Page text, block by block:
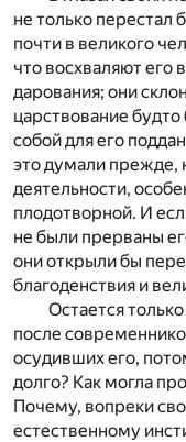
не только
почти в великого
что восхваляют его
дарования; они
царствование
собой для его
это думали прежде,
деятельности,
плодотворной. И
не были прерваны
они открыли бы
благоденствия и
Остается
после
осудивших его,
долго? Как могла
Почему, вопреки
естественному